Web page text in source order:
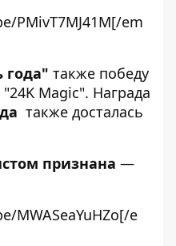
PMivT7MJ41M[/em
года" также победу
Magic". Награда
также досталась
признана —
MWASeaYuHZo[/e